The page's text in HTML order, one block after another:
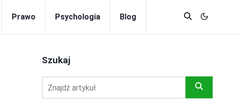
Prawo Psychologia Blog
Szukaj